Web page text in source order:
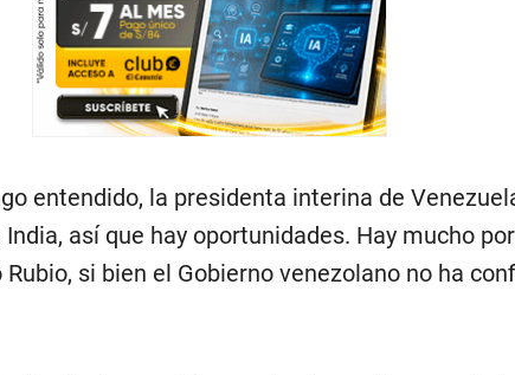
entendido, la presidenta interina de
así que hay oportunidades. Hay mucho
Rubio, si bien el Gobierno venezolano no ha